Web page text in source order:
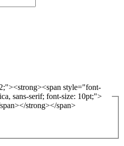
style="font-
sans-serif; font-size: 10pt;">
strong></span>